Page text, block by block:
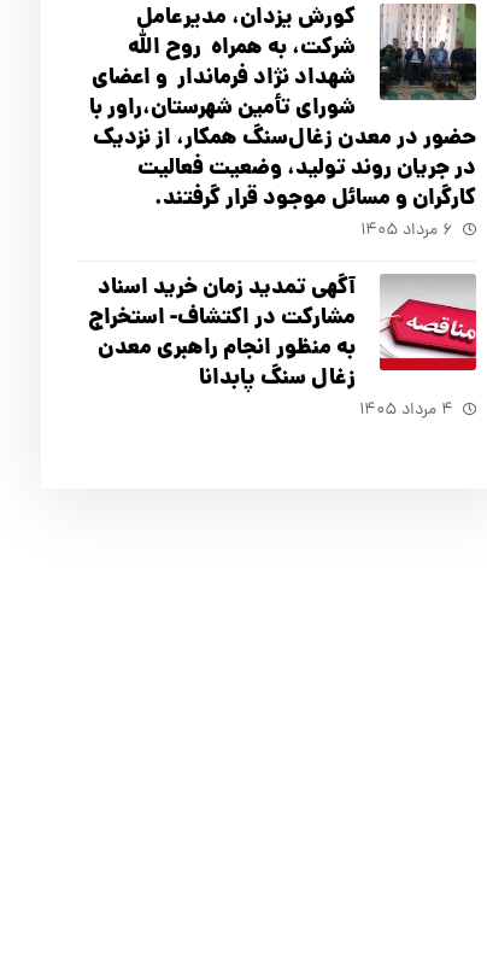
کورش یزدان، مدیرعامل
شرکت، به همراه روح الله
شهداد نژاد فرماندار و اعضای
شورای تأ‌مین شهرستان،راور با
حضور در معدن زغال‌سنگ همکار، از نزدیک
در جریان روند تولید، وضعیت فعالیت
کارگران و مسائل موجود قرار گرفتند.
۶ مرداد ۱۴۰۵
آگهي تمدید زمان خرید اسناد
مشارکت در اکتشاف- استخراج
به منظور انجام راهبری معدن
زغال سنگ پابدانا
۴ مرداد ۱۴۰۵